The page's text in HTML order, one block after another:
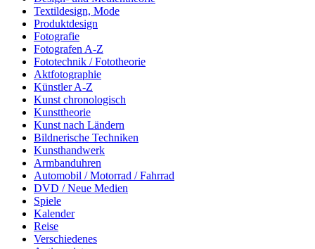
Textildesign, Mode
Produktdesign
Fotografie
Fotografen A-Z
Fototechnik / Fototheorie
Aktfotographie
Künstler A-Z
Kunst chronologisch
Kunsttheorie
Kunst nach Ländern
Bildnerische Techniken
Kunsthandwerk
Armbanduhren
Automobil / Motorrad / Fahrrad
DVD / Neue Medien
Spiele
Kalender
Reise
Verschiedenes